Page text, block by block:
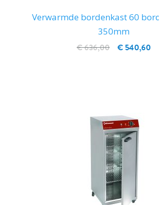
Verwarmde bordenkast 60
350mm
€ 540,60
€ 636,00